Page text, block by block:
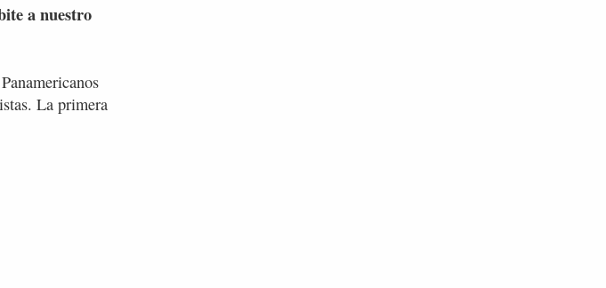
a nuestro
La primera